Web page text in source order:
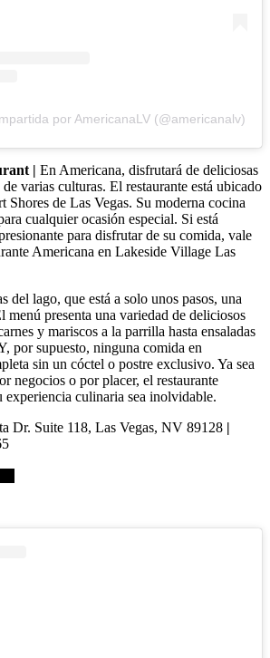
por AmericanaLV (@americanalv)
| En Americana, disfrutará de deliciosas
varias culturas. El restaurante está ubicado
Shores de Las Vegas. Su moderna cocina
cualquier ocasión especial. Si está
para disfrutar de su comida, vale
Americana en Lakeside Village Las
del lago, que está a solo unos pasos, una
menú presenta una variedad de deliciosos
y mariscos a la parrilla hasta ensaladas
por supuesto, ninguna comida en
sin un cóctel o postre exclusivo. Ya sea
negocios o por placer, el restaurante
experiencia culinaria sea inolvidable.
Dr. Suite 118, Las Vegas, NV 89128 |